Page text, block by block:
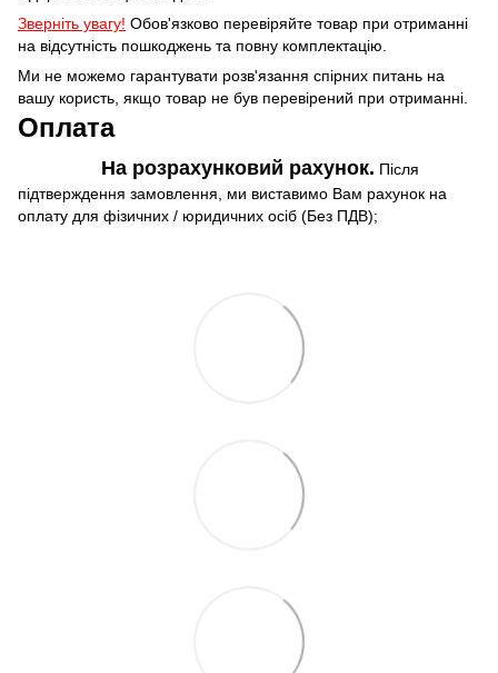
Зверніть увагу! Обов'язково перевіряйте товар при отриманні
на відсутність пошкоджень та повну комплектацію.
Ми не можемо гарантувати розв'язання спірних питань на
вашу користь, якщо товар не був перевірений при отриманні.
Оплата
На розрахунковий рахунок. Після
підтверждення замовлення, ми виставимо Вам рахунок на
оплату для фізичних / юридичних осіб (Без ПДВ);